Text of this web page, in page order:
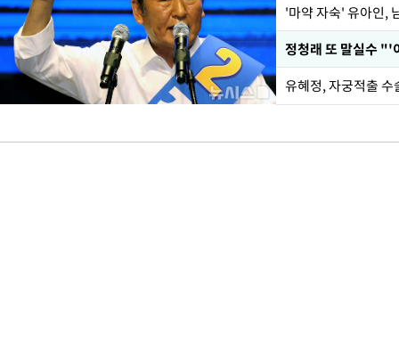
'마약 자숙' 유아인,
정청래 또 말실수
유혜정, 자궁적출